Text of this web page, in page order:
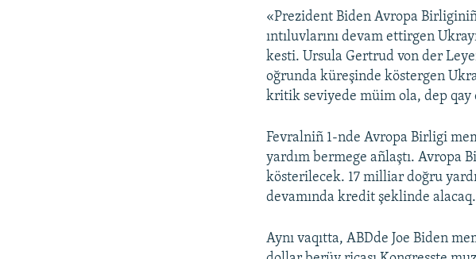
«Prezident Biden Avropa
ıntıluvlarını devam ettirgen
kesti. Ursula Gertrud von der
oğrunda küreşinde köstergen
kritik seviyede müim ola, dep
Fevralniñ 1-nde Avropa Birligi
yardım bermege añlaştı. Avropa
kösterilecek. 17 milliar doğru
devamında kredit şeklinde alacaq.
Aynı vaqıtta, ABDde Joe Biden